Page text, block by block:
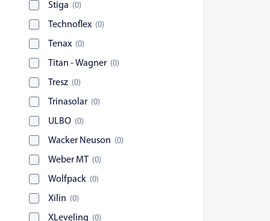
Stiga (0)
Technoflex (0)
Tenax (0)
Titan - Wagner (0)
Tresz (0)
Trinasolar (0)
ULBO (0)
Wacker Neuson (0)
Weber MT (0)
Wolfpack (0)
Xilin (0)
XLeveling (0)